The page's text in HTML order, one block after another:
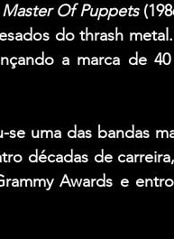
Master Of Puppets
do thrash
a marca de
uma das bandas
décadas de
Awards e